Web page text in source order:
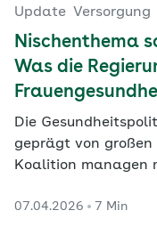
Update Versorgung
Nischenthema
Was die
Die
geprägt von
Koalition managen
Paragrafen soll
07.04.2026 7 Min